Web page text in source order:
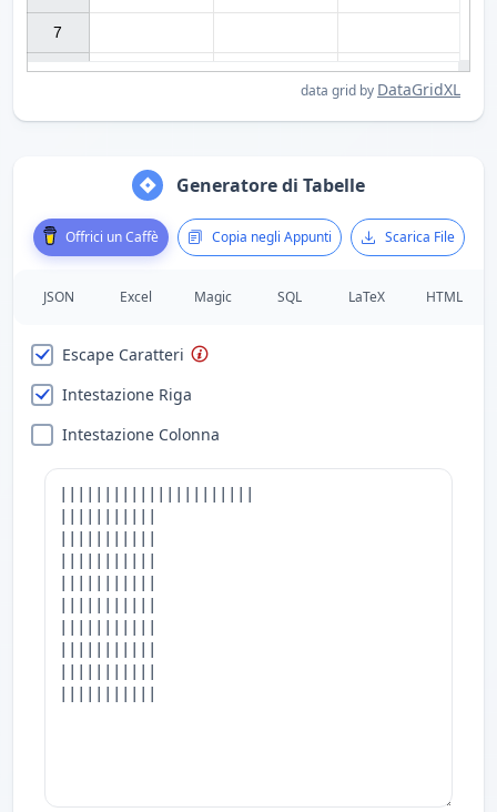
7
data grid by DataGridXL
Generatore di Tabelle
Offrici un Caffè Copia negli Appunti Scarica File
JSON Excel Magic SQL LaTeX HTML
Escape Caratteri
Intestazione Riga
Intestazione Colonna